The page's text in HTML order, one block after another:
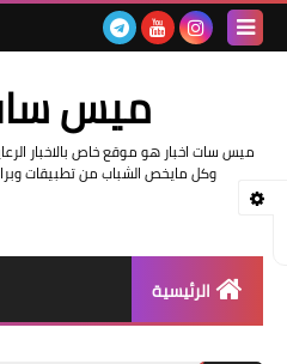
ميس
ميس سات اخبار هو موقع خاص بالاخبار
وكل مايخص الشباب من تطبيقات
الرئيسية